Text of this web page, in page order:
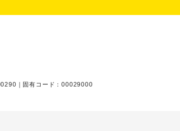
｜固有コード：00029000